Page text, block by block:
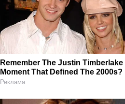
Remember The Justin Timberlake
Moment That Defined The 2000s?
Реклама